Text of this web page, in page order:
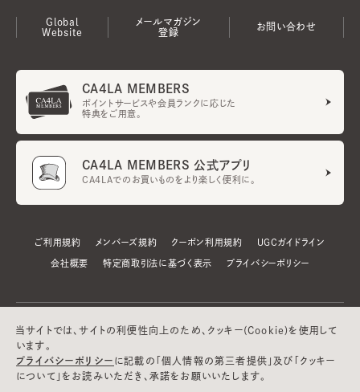
Global
Website
メールマガジン
登録
お問い合わせ
CA4LA MEMBERS
ポイントサービスや会員ランクに応じた
特典をご用意。
CA4LA MEMBERS 公式アプリ
CA4LAでのお買いものをより楽しく便利に。
ご利用規約 メンバーズ規約 クーポン利用規約 UGCガイドライン
会社概要 特定商取引法に基づく表示 プライバシーポリシー
当サイトでは、サイトの利便性向上のため、クッキー(Cookie)を使用して
います。
プライバシーポリシー に記載の「個人情報の第三者提供」及び「クッキー
について」をお読みいただき、承諾をお願いいたします。